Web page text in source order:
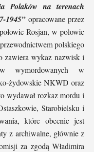
Polaków na terenach
1945”opracowane przez
Rosjan, w połowie
polskiego
zawiera wykaz nazwisk i
wymordowanych w
żydowskie NKWD oraz
wydawał rozkaz mordu i
Starobielsku i
które obecnie jest
z archiwalne, głównie z
za zgodą Władimira